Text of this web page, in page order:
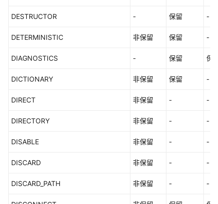
DESTRUCTOR - 保留 -
DETERMINISTIC 非保留 保留 -
DIAGNOSTICS - 保留 保
DICTIONARY 非保留 保留 -
DIRECT 非保留 - -
DIRECTORY 非保留 - -
DISABLE 非保留 - -
DISCARD 非保留 - -
DISCARD_PATH 非保留 - -